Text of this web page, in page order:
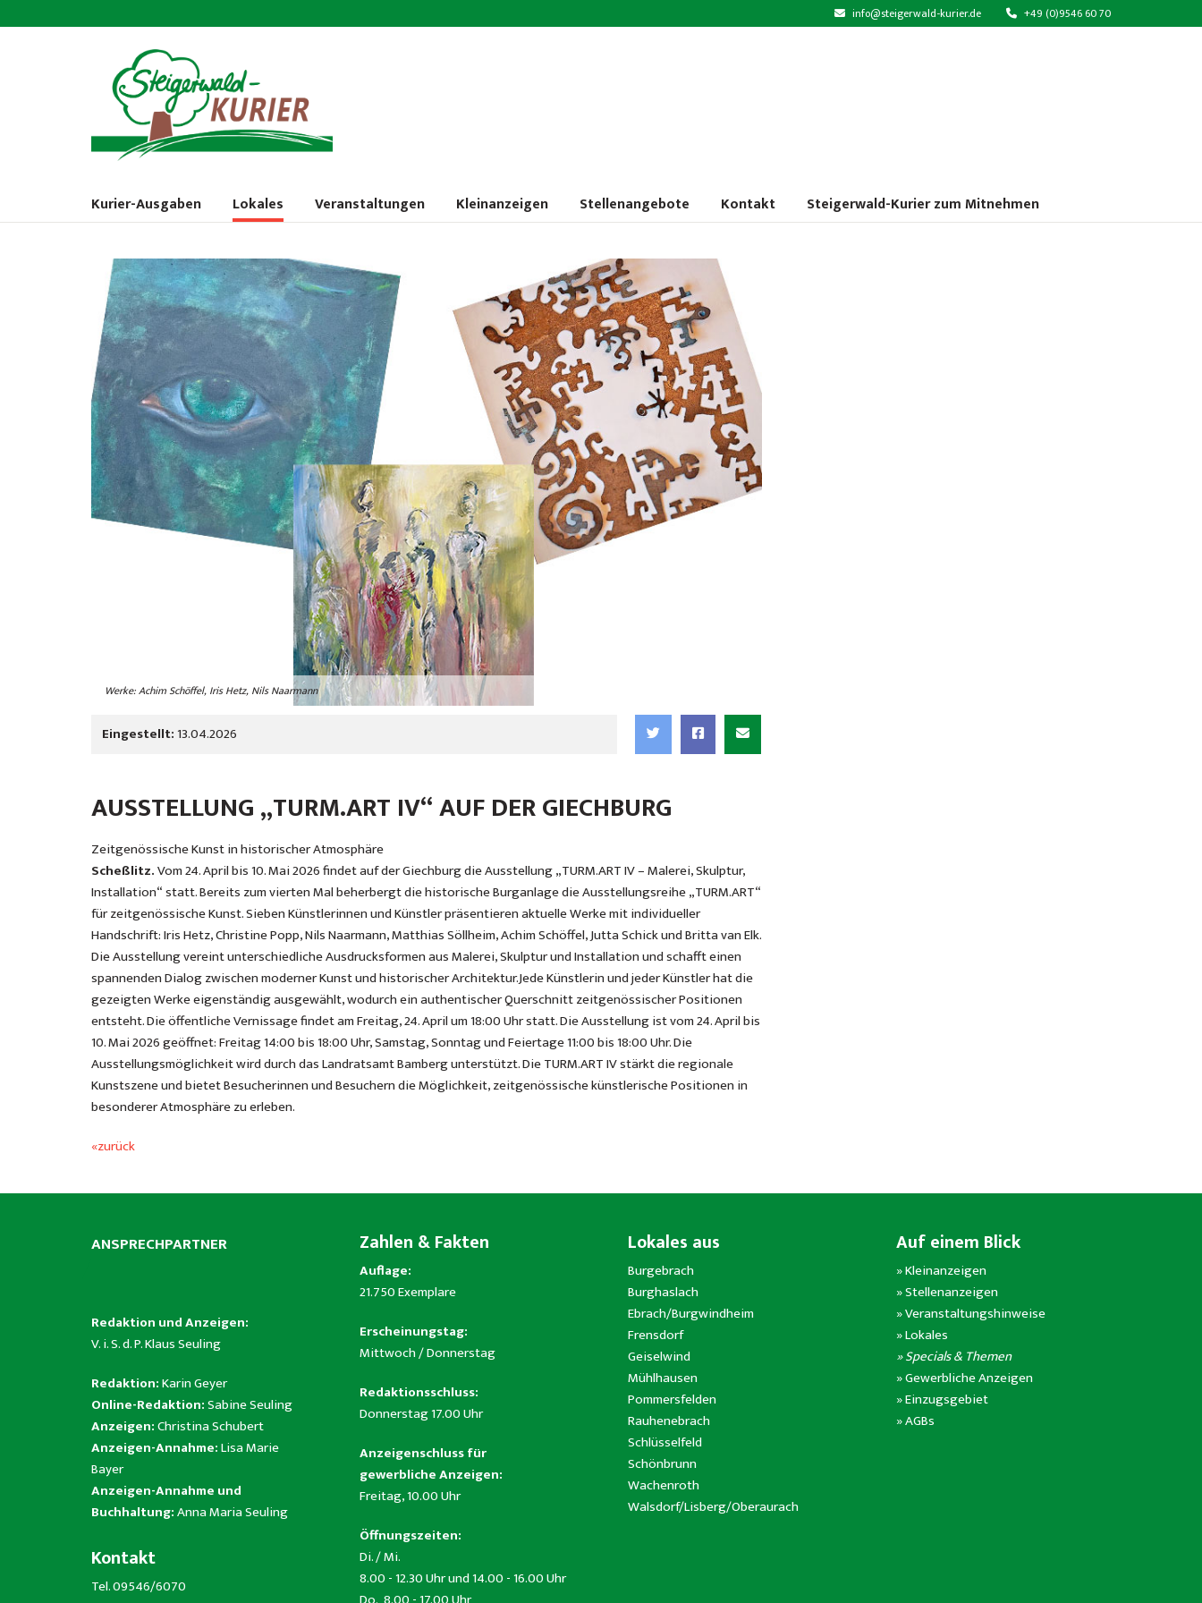
info@steigerwald-kurier.de +49 (0)9546 60 70
Kurier-Ausgaben Lokales Veranstaltungen Kleinanzeigen Stellenangebote Kontakt Steigerwald-Kurier zum Mitnehmen
Werke: Achim Schöffel, Iris Hetz, Nils Naarmann
Eingestellt:13.04.2026
AUSSTELLUNG „TURM.ART IV“ AUF DER GIECHBURG
Zeitgenössische Kunst in historischer Atmosphäre
Scheßlitz.Vom 24. April bis 10. Mai 2026 findet auf der Giechburg die Ausstellung „TURM.ART IV – Malerei, Skulptur,
Installation“ statt. Bereits zum vierten Mal beherbergt die historische Burganlage die Ausstellungsreihe „TURM.ART“
für zeitgenössische Kunst. Sieben Künstlerinnen und Künstler präsentieren aktuelle Werke mit individueller
Handschrift: Iris Hetz, Christine Popp, Nils Naarmann, Matthias Söllheim, Achim Schöffel, Jutta Schick und Britta van Elk.
Die Ausstellung vereint unterschiedliche Ausdrucksformen aus Malerei, Skulptur und Installation und schafft einen
spannenden Dialog zwischen moderner Kunst und historischer Architektur.Jede Künstlerin und jeder Künstler hat die
gezeigten Werke eigenständig ausgewählt, wodurch ein authentischer Querschnitt zeitgenössischer Positionen
entsteht. Die öffentliche Vernissage findet am Freitag, 24. April um 18:00 Uhr statt. Die Ausstellung ist vom 24. April bis
10. Mai 2026 geöffnet: Freitag 14:00 bis 18:00 Uhr, Samstag, Sonntag und Feiertage 11:00 bis 18:00 Uhr. Die
Ausstellungsmöglichkeit wird durch das Landratsamt Bamberg unterstützt. Die TURM.ART IV stärkt die regionale
Kunstszene und bietet Besucherinnen und Besuchern die Möglichkeit, zeitgenössische künstlerische Positionen in
besonderer Atmosphäre zu erleben.
«zurück
ANSPRECHPARTNER
Redaktion und Anzeigen:
V. i. S. d. P. Klaus Seuling
Redaktion:Karin Geyer
Online-Redaktion:Sabine Seuling
Anzeigen:Christina Schubert
Anzeigen-Annahme:Lisa Marie
Bayer
Anzeigen-Annahme und
Buchhaltung:Anna Maria Seuling
Kontakt
Tel. 09546/6070
Zahlen & Fakten
Auflage:
21.750 Exemplare
Erscheinungstag:
Mittwoch / Donnerstag
Redaktionsschluss:
Donnerstag 17.00 Uhr
Anzeigenschluss für
gewerbliche Anzeigen:
Freitag, 10.00 Uhr
Öffnungszeiten:
Di. / Mi.
8.00 - 12.30 Uhr und 14.00 - 16.00 Uhr
Lokales aus
Burgebrach
Burghaslach
Ebrach/Burgwindheim
Frensdorf
Geiselwind
Mühlhausen
Pommersfelden
Rauhenebrach
Schlüsselfeld
Schönbrunn
Wachenroth
Walsdorf/Lisberg/Oberaurach
Auf einem Blick
»Kleinanzeigen
»Stellenanzeigen
»Veranstaltungshinweise
»Lokales
» Specials & Themen
»Gewerbliche Anzeigen
»Einzugsgebiet
»AGBs